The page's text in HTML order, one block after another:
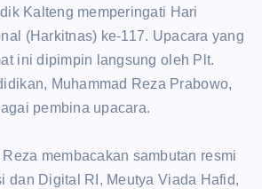
Kalteng memperingati Hari
(Harkitnas) ke-117. Upacara yang
ini dipimpin langsung oleh Plt.
Muhammad Reza Prabowo,
pembina upacara.
membacakan sambutan resmi
dan Digital RI, Meutya Viada Hafid,